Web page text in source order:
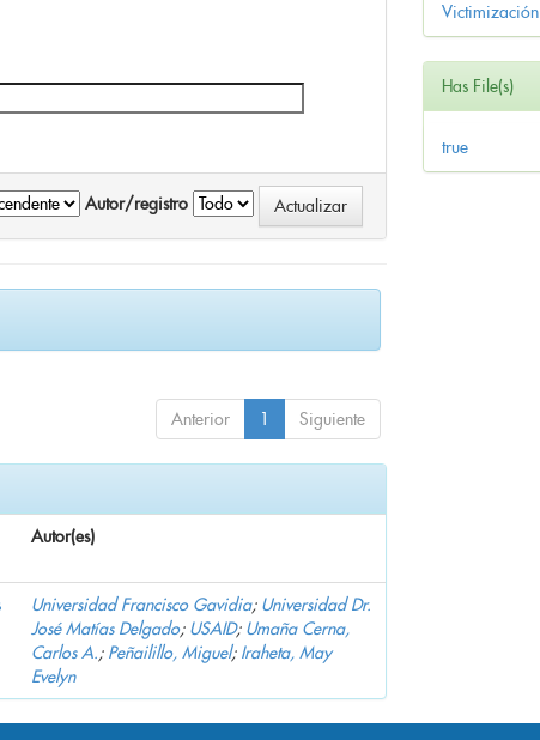
Autor/registro
Anterior 1 Siguiente
Autor(es)
Universidad Francisco Gavidia; Universidad Dr.
José Matías Delgado; USAID; Umaña Cerna,
Carlos A.; Peñailillo, Miguel; Iraheta, May
Evelyn
Victimización
Has File(s)
true